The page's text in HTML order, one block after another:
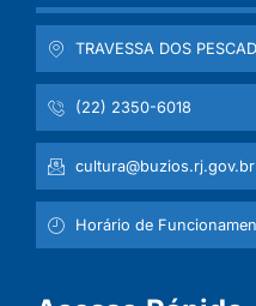
TRAVESSA DOS
(22) 2350-6018
cultura@buzios.rj.gov.br
Horário de